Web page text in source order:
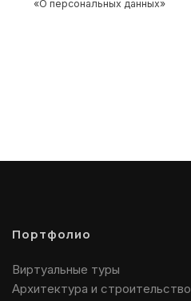
«О персональных данных»
Портфолио
Виртуальные туры
Архитектура и строительство